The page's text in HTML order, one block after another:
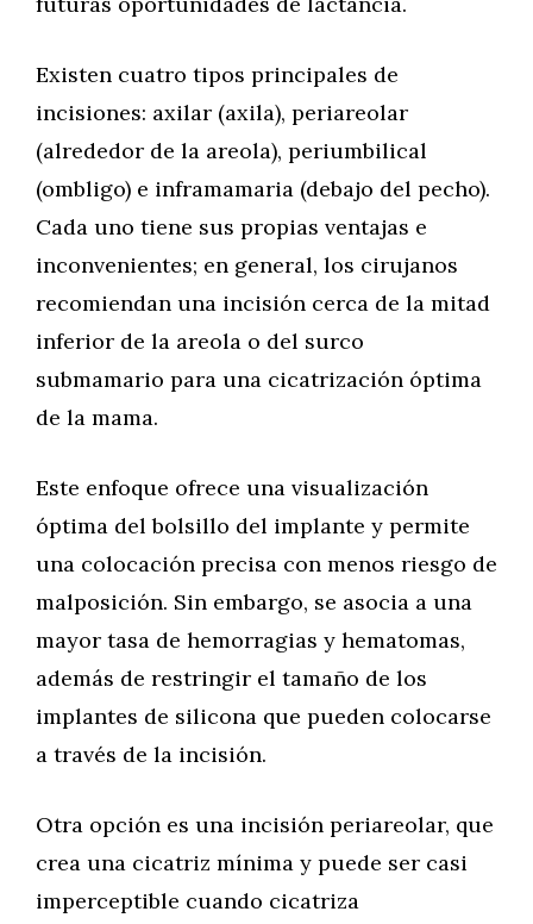
Existen cuatro tipos principales de
incisiones: axilar (axila), periareolar
(alrededor de la areola), periumbilical
(ombligo) e inframamaria (debajo del pecho).
Cada uno tiene sus propias ventajas e
inconvenientes; en general, los cirujanos
recomiendan una incisión cerca de la mitad
inferior de la areola o del surco
submamario para una cicatrización óptima
de la mama.
Este enfoque ofrece una visualización
óptima del bolsillo del implante y permite
una colocación precisa con menos riesgo de
malposición. Sin embargo, se asocia a una
mayor tasa de hemorragias y hematomas,
además de restringir el tamaño de los
implantes de silicona que pueden colocarse
a través de la incisión.
Otra opción es una incisión periareolar, que
crea una cicatriz mínima y puede ser casi
imperceptible cuando cicatriza